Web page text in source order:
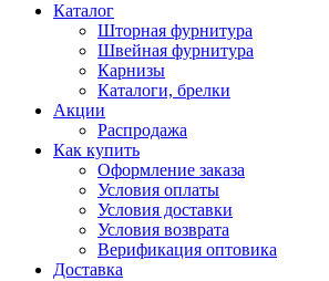
Каталог
Шторная фурнитура
Швейная фурнитура
Карнизы
Каталоги, брелки
Акции
Распродажа
Как купить
Оформление заказа
Условия оплаты
Условия доставки
Условия возврата
Верификация оптовика
Доставка